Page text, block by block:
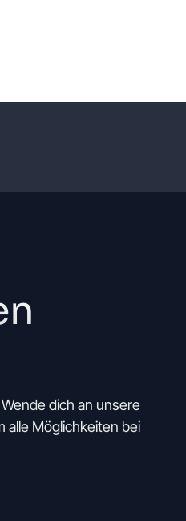
dich an unsere
alle Möglichkeiten bei